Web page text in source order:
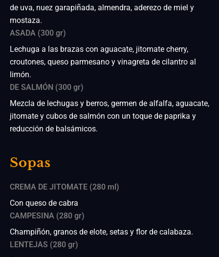
de uva, nuez garapiñada, almendra, aderezo de miel y
mostaza.
ASADA (300 gr)
Lechuga a las brazas con aguacate, jitomate cherry,
croutones, queso parmesano y vinagreta de cilantro al
limón.
DE SALMÓN (300 gr)
Mezcla de lechugas y berros, germen de alfalfa, aguacate,
jitomate y cubos de salmón con un toque de paprika y
reducción de balsámicos.
Sopas
CREMA DE JITOMATE (280 ml)
Con queso de cabra
CAMPESINA (280 gr)
Champiñón, granos de elote, setas y flor de calabaza.
LENTEJAS (280 gr)